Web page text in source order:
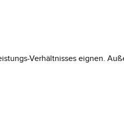
Verhältnisses eignen.